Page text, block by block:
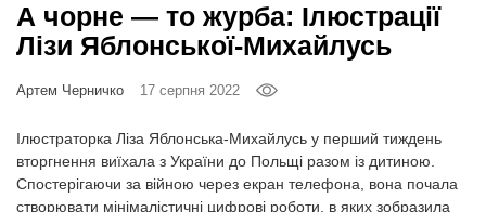
А чорне — то журба: Ілюстрації
Лізи Яблонської-Михайлусь
Артем Черничко 17 серпня 2022
Ілюстраторка Ліза Яблонська-Михайлусь у перший тиждень
вторгнення виїхала з України до Польщі разом із дитиною.
Спостерігаючи за війною через екран телефона, вона почала
створювати мінімалістичні цифрові роботи, в яких зобразила